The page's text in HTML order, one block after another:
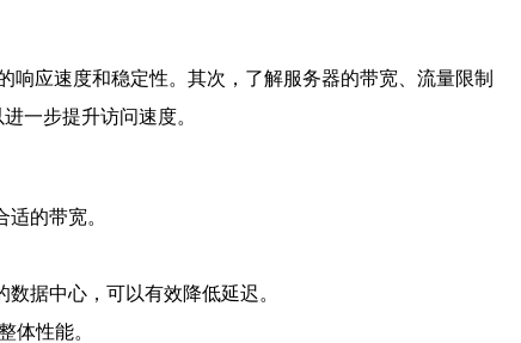
应速度和稳定性。其次，了解服务器的带宽、流量限制
一步提升访问速度。
的带宽。
据中心，可以有效降低延迟。
体性能。